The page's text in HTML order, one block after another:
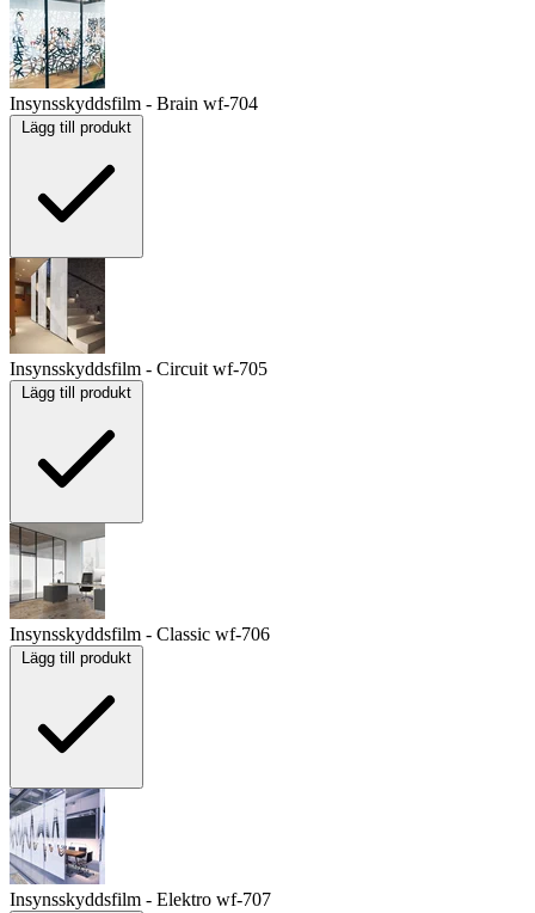
Insynsskyddsfilm - Brain wf-704
Lägg till produkt
Insynsskyddsfilm - Circuitwf-705
Lägg till produkt
Insynsskyddsfilm - Classic wf-706
Lägg till produkt
Insynsskyddsfilm - Elektro wf-707